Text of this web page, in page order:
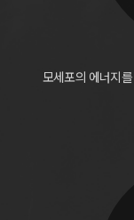
모세포의 에너지